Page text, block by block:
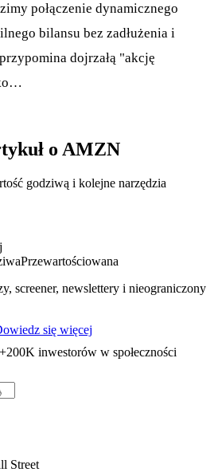
połączenie dynamicznego
bilansu bez zadłużenia i
dojrzałą "akcję
o AMZN
godziwą i kolejne narzędzia
Przewartościowana
screener, newslettery i nieograniczony
się więcej
+200K inwestorów w społeczności
Street